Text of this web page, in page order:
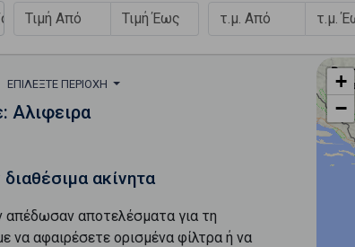
ΕΠΙΛΈΞΤΕ ΠΕΡΙΟΧΉ
Αλιφειρα
ακίνητα
απέδωσαν αποτελέσματα για τη
να αφαιρέσετε ορισμένα φίλτρα ή να
+
−